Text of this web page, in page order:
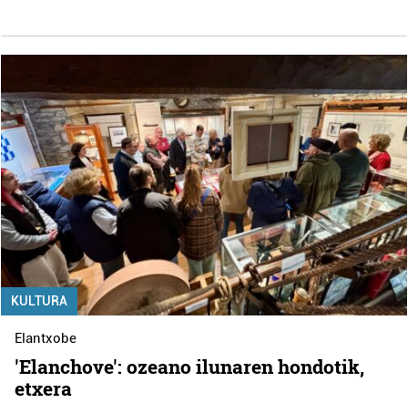
KULTURA
Elantxobe
'Elanchove': ozeano ilunaren hondotik,
etxera